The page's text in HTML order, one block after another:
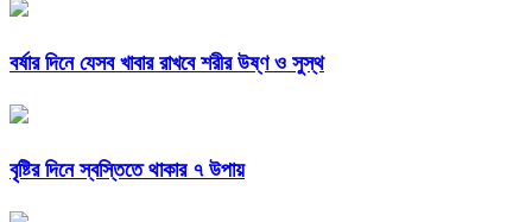
বর্ষার দিনে যেসব খাবার রাখবে শরীর উষ্ণ ও সুস্থ
বৃষ্টির দিনে স্বস্তিতে থাকার ৭ উপায়